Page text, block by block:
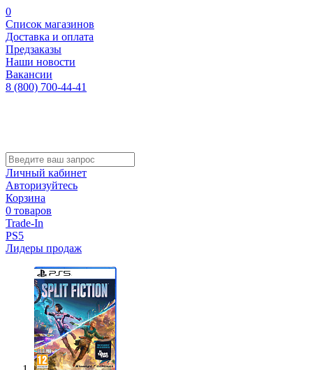
0
Список магазинов
Доставка и оплата
Предзаказы
Наши новости
Вакансии
8 (800) 700-44-41
Личный кабинет
Авторизуйтесь
Корзина
0 товаров
Trade-In
PS5
Лидеры продаж